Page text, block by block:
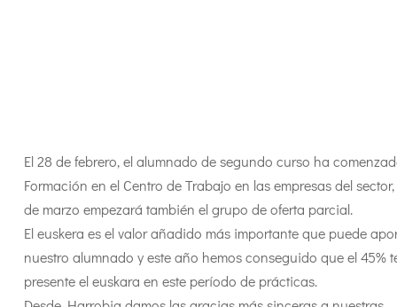
El 28 de febrero, el alumnado de segundo curso ha
Formación en el Centro de Trabajo en las empresas del sector,
de marzo empezará también el grupo de oferta parcial.
El euskera es el valor añadido más importante que puede
nuestro alumnado y este año hemos conseguido que el 45%
presente el euskara en este período de prácticas.